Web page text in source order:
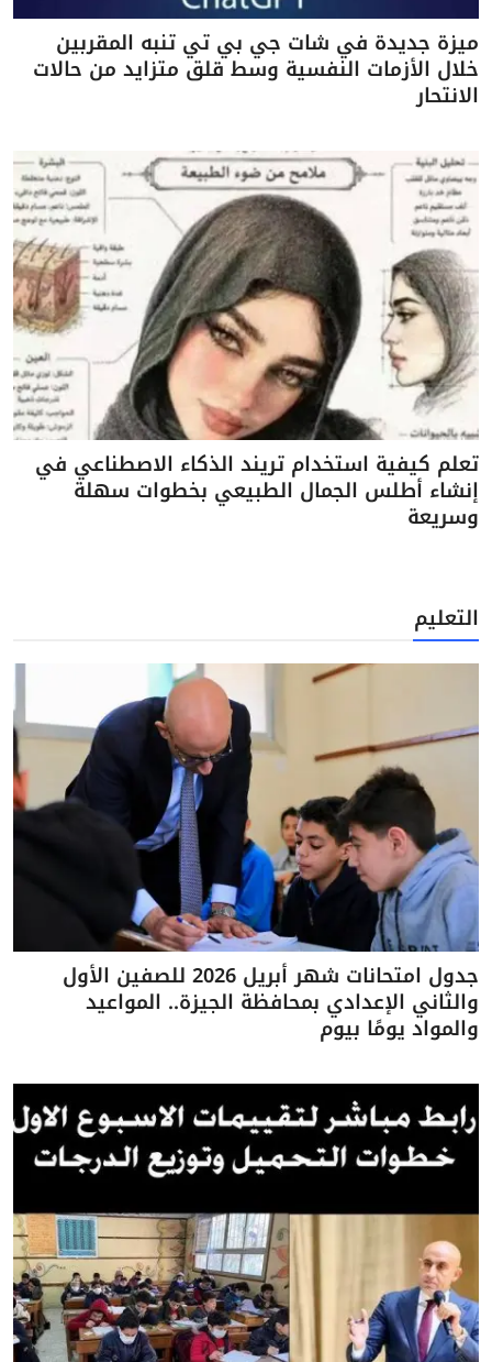
ميزة جديدة في شات جي بي تي تنبه المقربين
خلال الأزمات النفسية وسط قلق متزايد من حالات
الانتحار
تعلم كيفية استخدام تريند الذكاء الاصطناعي في
إنشاء أطلس الجمال الطبيعي بخطوات سهلة
وسريعة
التعليم
جدول امتحانات شهر أبريل 2026 للصفين الأول
والثاني الإعدادي بمحافظة الجيزة.. المواعيد
والمواد يومًا بيوم